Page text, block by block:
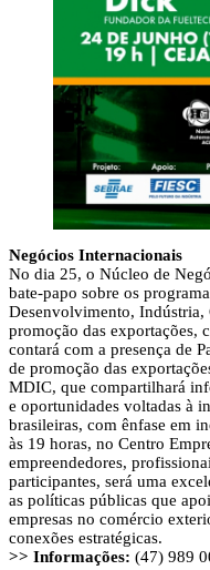
Negócios Internacionais
No dia 25, o Núcleo de
bate-papo sobre os
Desenvolvimento, Indústria,
promoção das exportações,
contará com a presença de
de promoção das
MDIC, que compartilhará
e oportunidades voltadas à
brasileiras, com ênfase em
às 19 horas, no Centro
empreendedores,
participantes, será uma
as políticas públicas que
empresas no comércio
conexões estratégicas.
>> Informações: (47) 989